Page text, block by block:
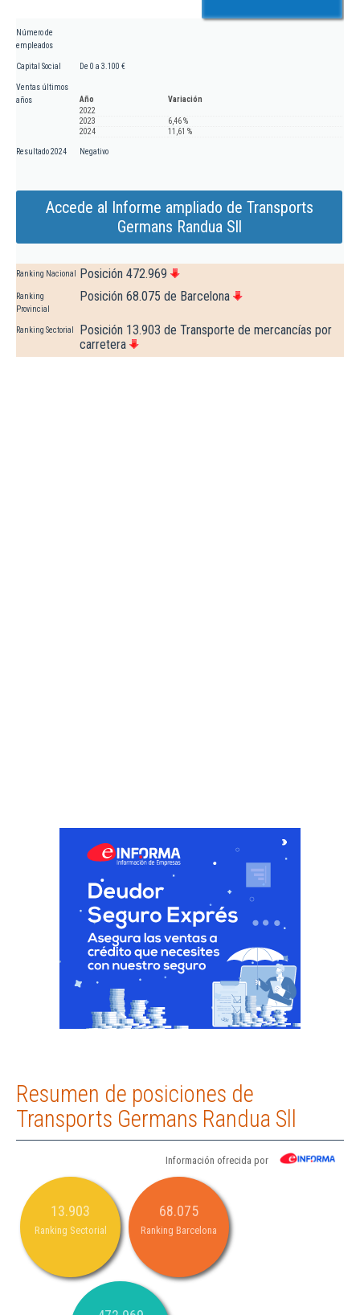
Número de
empleados
Capital Social De 0 a 3.100 €
Ventas últimos
años
Año
Variación
2022
2023
6,46 %
2024
11,61 %
Resultado 2024 Negativo
Accede al Informe ampliado de Transports
Germans Randua Sll
Ranking Nacional Posición 472.969
Ranking
Provincial
Posición 68.075 de Barcelona
Ranking Sectorial
Posición 13.903 de Transporte de mercancías por
carretera
Resumen de posiciones de
Transports Germans Randua Sll
Información ofrecida por
13.903
Ranking Sectorial
68.075
Ranking Barcelona